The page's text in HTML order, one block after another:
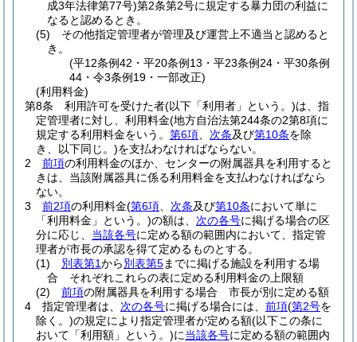
成3年法律第77号)第2条第2号に規定する暴力団の利益に
なると認めるとき。
(5)
その他指定管理者が管理及び運営上不適当と認めると
き。
(平12条例42・平20条例13・平23条例24・平30条例
44・令3条例19・一部改正)
(利用料金)
第8条
利用許可を受けた者(以下「利用者」という。)は、指
定管理者に対し、利用料金(地方自治法第244条の2第8項に
規定する利用料金をいう。 第6項 次条及び第10条を除
き、以下同じ。)を支払わなければならない。
2
前項の利用料金のほか、センターの附属器具を利用すると
きは、当該附属器具に係る利用料金を支払わなければなら
ない。
3
前2項の利用料金(第6項 次条及び第10条において単に
「利用料金」という。)の額は、 次の各号に掲げる場合の区
分に応じ、 当該各号に定める額の範囲内において、指定管
理者が市長の承認を得て定めるものとする。
(1)
別表第1から別表第5までに掲げる施設を利用する場
合 それぞれこれらの表に定める利用料金の上限額
(2)
前項の附属器具を利用する場合 市長が別に定める額
4
指定管理者は、 次の各号に掲げる場合には、 前項(第2号を
除く。)の規定により指定管理者が定める額(以下この条に
おいて「利用額」という。)に当該各号に定める額の範囲内